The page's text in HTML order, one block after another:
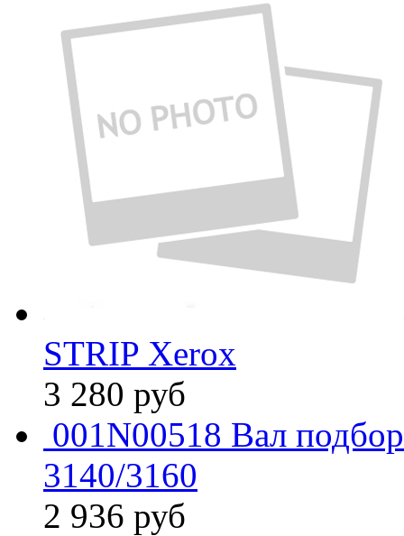
STRIP Xerox
3 280 руб
001N00518 Вал
3140/3160
2 936 руб